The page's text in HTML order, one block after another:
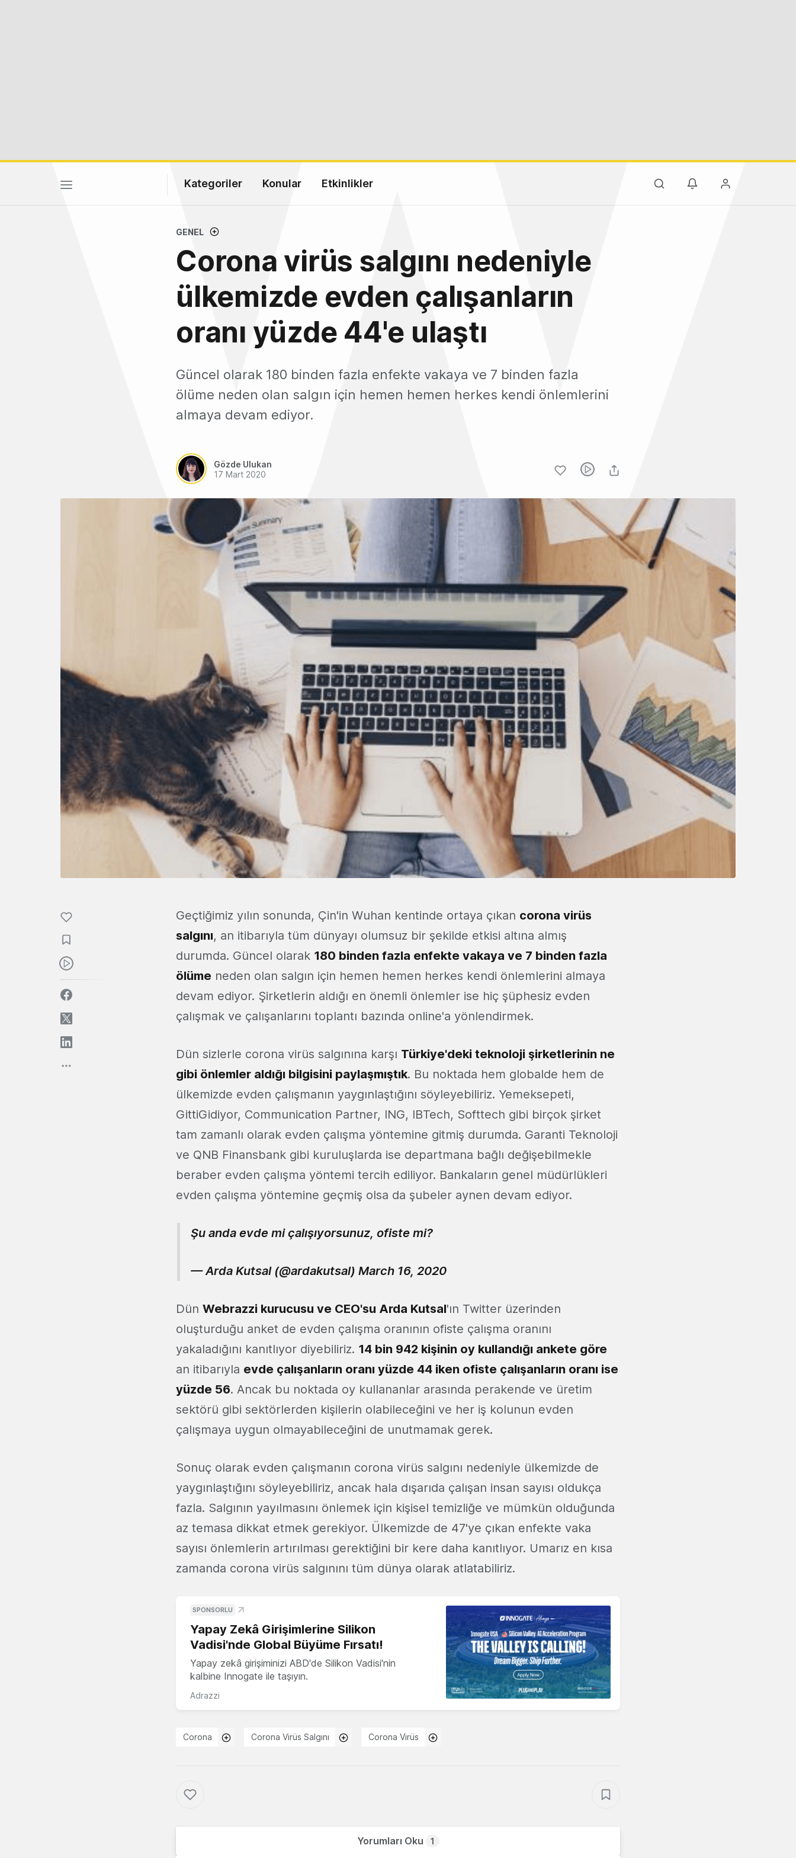
Kategoriler Konular Etkinlikler
GENEL
Corona virüs salgını nedeniyle
ülkemizde evden çalışanların
oranı yüzde 44'e ulaştı
Güncel olarak 180 binden fazla enfekte vakaya ve 7 binden fazla
ölüme neden olan salgın için hemen hemen herkes kendi önlemlerini
almaya devam ediyor.
Gözde Ulukan
17 Mart 2020
Geçtiğimiz yılın sonunda, Çin'in Wuhan kentinde ortaya çıkan corona virüs
salgını, an itibarıyla tüm dünyayı olumsuz bir şekilde etkisi altına almış
durumda. Güncel olarak 180 binden fazla enfekte vakaya ve 7 binden fazla
ölüme neden olan salgın için hemen hemen herkes kendi önlemlerini almaya
devam ediyor. Şirketlerin aldığı en önemli önlemler ise hiç şüphesiz evden
çalışmak ve çalışanlarını toplantı bazında online'a yönlendirmek.
Dün sizlerle corona virüs salgınına karşı Türkiye'deki teknoloji şirketlerinin ne
gibi önlemler aldığı bilgisini paylaşmıştık. Bu noktada hem globalde hem de
ülkemizde evden çalışmanın yaygınlaştığını söyleyebiliriz. Yemeksepeti,
GittiGidiyor, Communication Partner, ING, IBTech, Softtech gibi birçok şirket
tam zamanlı olarak evden çalışma yöntemine gitmiş durumda. Garanti Teknoloji
ve QNB Finansbank gibi kuruluşlarda ise departmana bağlı değişebilmekle
beraber evden çalışma yöntemi tercih ediliyor. Bankaların genel müdürlükleri
evden çalışma yöntemine geçmiş olsa da şubeler aynen devam ediyor.
Şu anda evde mi çalışıyorsunuz, ofiste mi?
— Arda Kutsal (@ardakutsal) March 16, 2020
Dün Webrazzi kurucusu ve CEO'su Arda Kutsal'ın Twitter üzerinden
oluşturduğu anket de evden çalışma oranının ofiste çalışma oranını
yakaladığını kanıtlıyor diyebiliriz. 14 bin 942 kişinin oy kullandığı ankete göre
an itibarıyla evde çalışanların oranı yüzde 44 iken ofiste çalışanların oranı ise
yüzde 56. Ancak bu noktada oy kullananlar arasında perakende ve üretim
sektörü gibi sektörlerden kişilerin olabileceğini ve her iş kolunun evden
çalışmaya uygun olmayabileceğini de unutmamak gerek.
Sonuç olarak evden çalışmanın corona virüs salgını nedeniyle ülkemizde de
yaygınlaştığını söyleyebiliriz, ancak hala dışarıda çalışan insan sayısı oldukça
fazla. Salgının yayılmasını önlemek için kişisel temizliğe ve mümkün olduğunda
az temasa dikkat etmek gerekiyor. Ülkemizde de 47'ye çıkan enfekte vaka
sayısı önlemlerin artırılması gerektiğini bir kere daha kanıtlıyor. Umarız en kısa
zamanda corona virüs salgınını tüm dünya olarak atlatabiliriz.
SPONSORLU
Yapay Zekâ Girişimlerine Silikon
Vadisi'nde Global Büyüme Fırsatı!
Yapay zekâ girişiminizi ABD'de Silikon Vadisi'nin
kalbine Innogate ile taşıyın.
Adrazzi
Corona Corona Virüs Salgını Corona Virüs
Yorumları Oku 1